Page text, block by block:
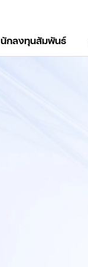
นักลงทุนสัมพันธ์